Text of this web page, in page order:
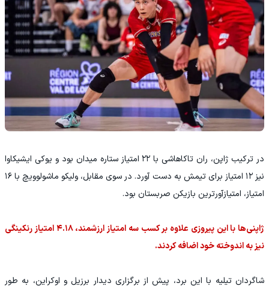
در ترکیب ژاپن، ران تاکاهاشی با ۲۲ امتیاز ستاره میدان بود و یوکی ایشیکاوا
نیز ۱۲ امتیاز برای تیمش به دست آورد. در سوی مقابل، ولیکو ماشولوویچ با ۱۶
امتیاز، امتیازآورترین بازیکن صربستان بود.
ژاپنی‌ها با این پیروزی علاوه بر کسب سه امتیاز ارزشمند، ۴.۱۸ امتیاز رنکینگی
نیز به اندوخته خود اضافه کردند.
شاگردان تیلیه با این برد، پیش از برگزاری دیدار برزیل و اوکراین، به طور